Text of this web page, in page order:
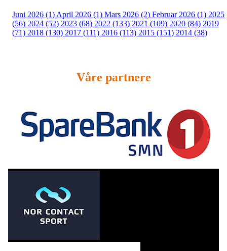
Juni 2026 (1) April 2026 (1) Mars 2026 (2) Februar 2026 (1) 2025
(56) 2024 (52) 2023 (68) 2022 (133) 2021 (109) 2020 (84) 2019
(71) 2018 (130) 2017 (111) 2016 (113) 2015 (151) 2014 (38)
Våre partnere